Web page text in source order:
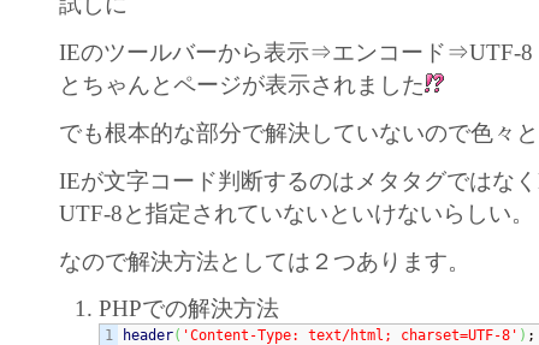
IEのツールバーから表示⇒エンコード⇒UTF-8
とちゃんとページが表示されました
でも根本的な部分で解決していないので色々
IEが文字コード判断するのはメタタグではな
UTF-8と指定されていないといけないらしい。
なので解決方法としては２つあります。
PHPでの解決方法
1 header( 'Content-Type: text/html; charset=UTF-8' ) ;